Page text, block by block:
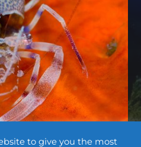
to give you the most